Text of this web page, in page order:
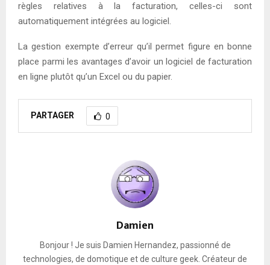
règles relatives à la facturation, celles-ci sont
automatiquement intégrées au logiciel.
La gestion exempte d’erreur qu’il permet figure en bonne
place parmi les avantages d’avoir un logiciel de facturation
en ligne plutôt qu’un Excel ou du papier.
PARTAGER 0
Damien
Bonjour ! Je suis Damien Hernandez, passionné de
technologies, de domotique et de culture geek. Créateur de